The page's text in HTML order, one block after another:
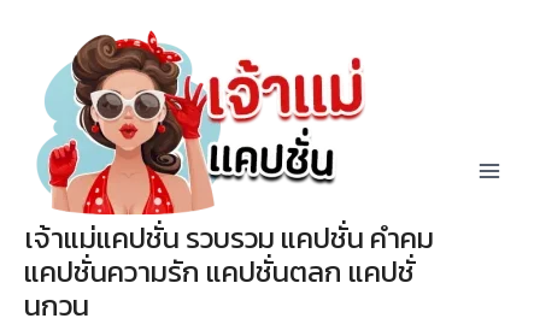
content
เจ้าแม่แคปชั่น รวบรวม แคปชั่น คำคม
แคปชั่นความรัก แคปชั่นตลก แคปชั่
นกวน